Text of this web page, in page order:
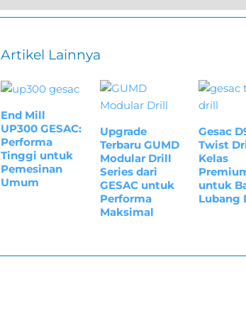
Artikel Lainnya
End Mill
UP300 GESAC:
Performa
Tinggi untuk
Pemesinan
Umum
Upgrade
Terbaru GUMD
Modular Drill
Series dari
GESAC untuk
Performa
Maksimal
Gesac
Twist
Kelas
untuk
Lubang